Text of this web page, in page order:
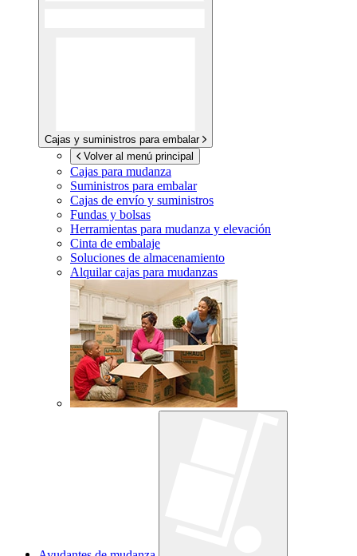
Cajas y suministros para embalar
Volver al menú principal
Cajas para mudanza
Suministros para embalar
Cajas de envío y suministros
Fundas y bolsas
Herramientas para mudanza y elevación
Cinta de embalaje
Soluciones de almacenamiento
Alquilar cajas para mudanzas